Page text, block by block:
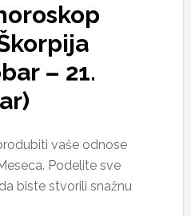
– 21.
vaše odnose
Podelite sve
biste stvorili snažnu